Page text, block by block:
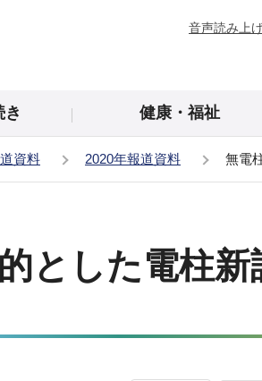
音声読み上
き 健康・福祉
資料 2020年報道資料 無電
とした電柱